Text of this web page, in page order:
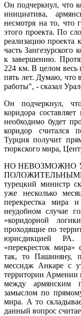
Он подчеркнул, что
инициатива,
несмотря на то, что
этого проекта. По
реализацию проекта
часть Зангезурского
к завершению.
224 км. В целом весь
пять лет. Думаю, что
работы", - сказал
Он подчеркнул,
коридора
необходимо будет
коридор считался
Турция получит
тюркского мира,
НО НЕВОЗМОЖНО
турецкий министр
уже несколько
перекрестка мира
неудобном случае
«коридорной
проходящие по
юрисдикцией РА.
«перекресток мира»
так, то Пашиняну,
мессидж Анкаре с
территории Армении
между армянским
замыслом по
мира. А то
данный вопрос